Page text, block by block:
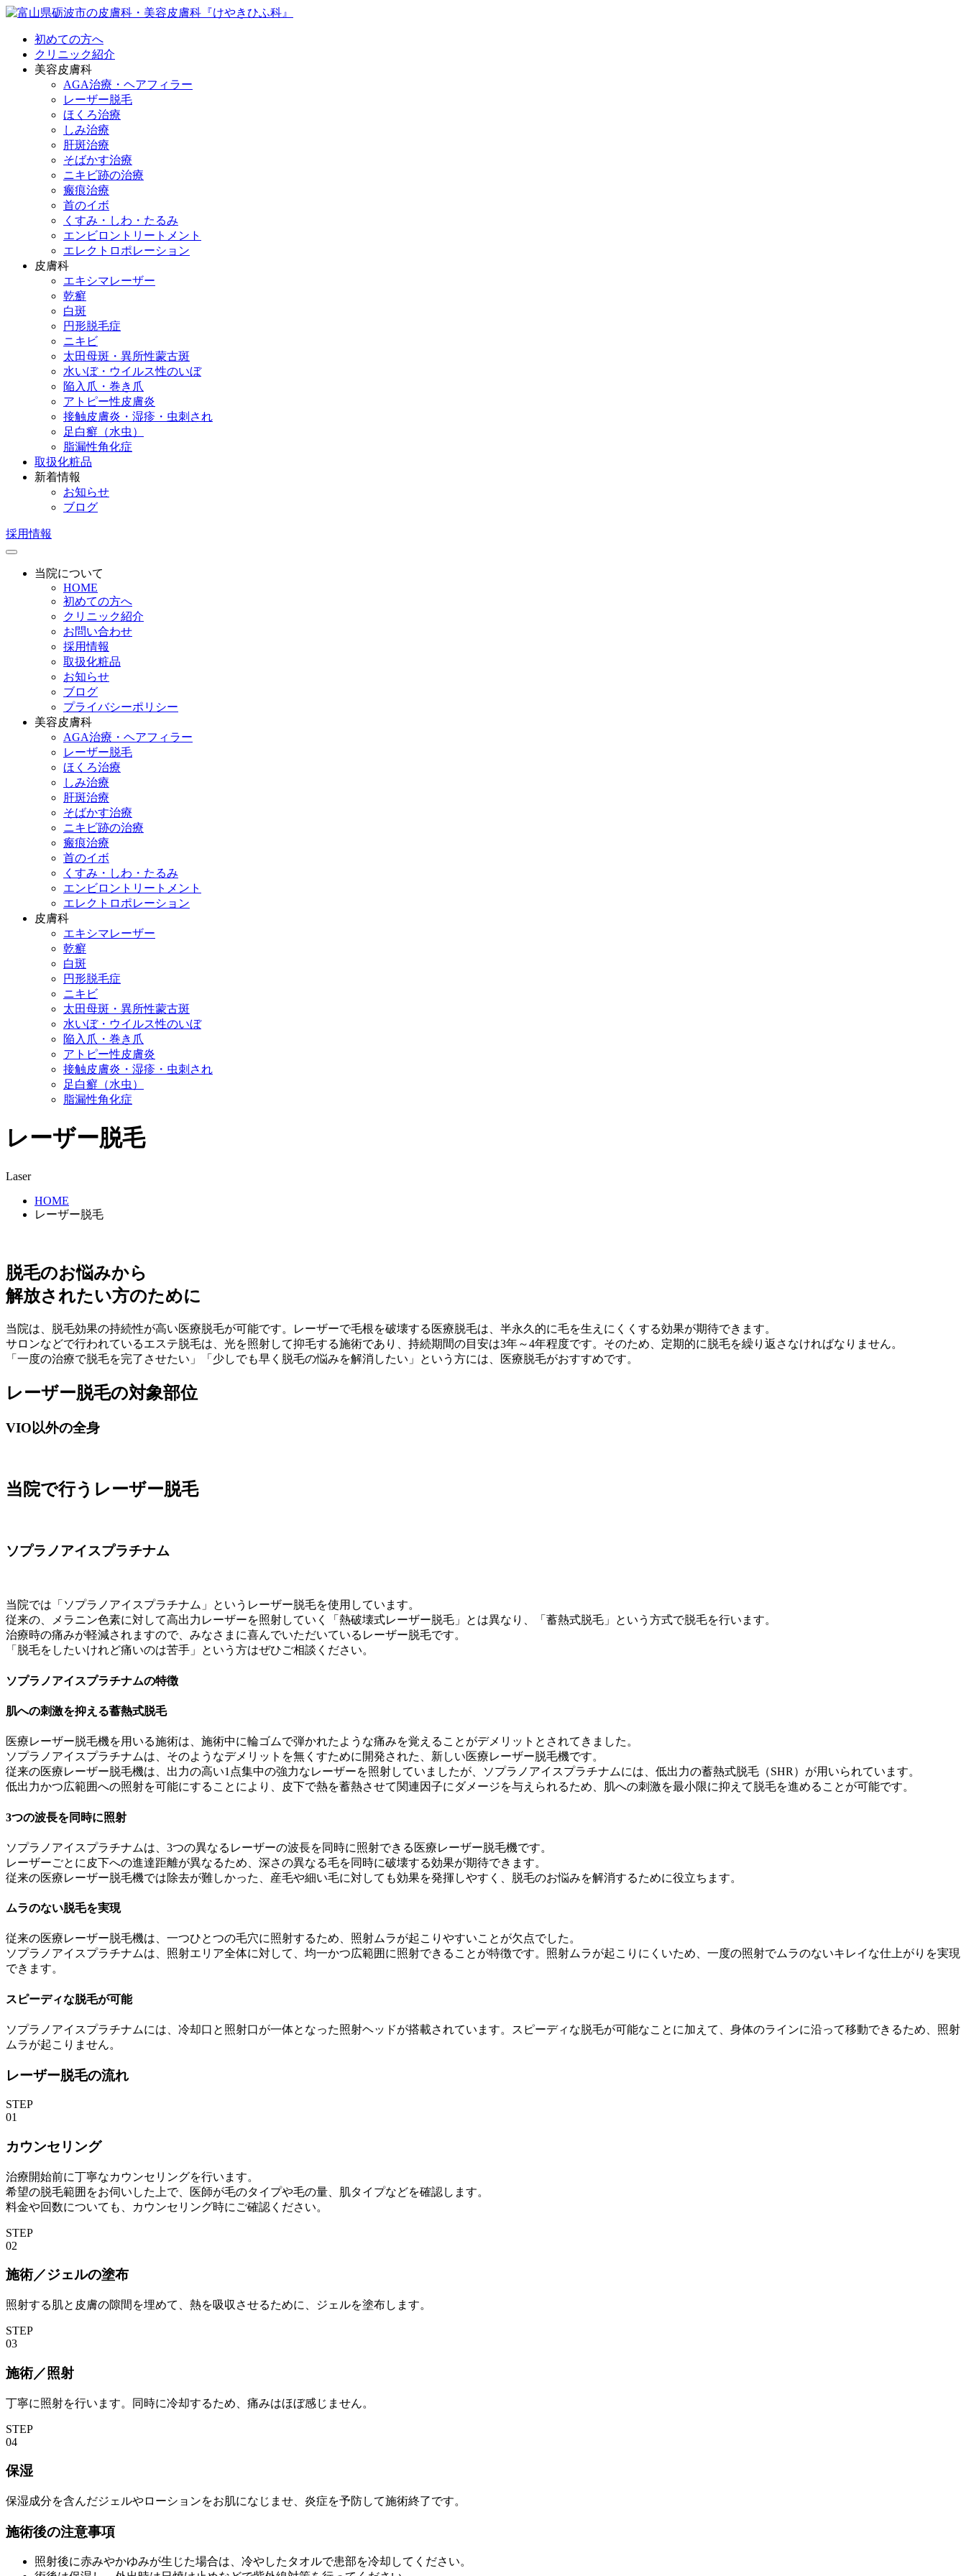
初めての方へ
クリニック紹介
美容皮膚科
AGA治療・ヘアフィラー
レーザー脱毛
ほくろ治療
しみ治療
肝斑治療
そばかす治療
ニキビ跡の治療
瘢痕治療
首のイボ
くすみ・しわ・たるみ
エンビロントリートメント
エレクトロポレーション
皮膚科
エキシマレーザー
乾癬
白斑
円形脱毛症
ニキビ
太田母斑・異所性蒙古斑
水いぼ・ウイルス性のいぼ
陥入爪・巻き爪
アトピー性皮膚炎
接触皮膚炎・湿疹・虫刺され
足白癬（水虫）
脂漏性角化症
取扱化粧品
新着情報
お知らせ
ブログ
採用情報
当院について
HOME
初めての方へ
クリニック紹介
お問い合わせ
採用情報
取扱化粧品
お知らせ
ブログ
プライバシーポリシー
美容皮膚科
AGA治療・ヘアフィラー
レーザー脱毛
ほくろ治療
しみ治療
肝斑治療
そばかす治療
ニキビ跡の治療
瘢痕治療
首のイボ
くすみ・しわ・たるみ
エンビロントリートメント
エレクトロポレーション
皮膚科
エキシマレーザー
乾癬
白斑
円形脱毛症
ニキビ
太田母斑・異所性蒙古斑
水いぼ・ウイルス性のいぼ
陥入爪・巻き爪
アトピー性皮膚炎
接触皮膚炎・湿疹・虫刺され
足白癬（水虫）
脂漏性角化症
レーザー脱毛
Laser
HOME
レーザー脱毛
脱毛のお悩みから
解放されたい方のために
当院は、脱毛効果の持続性が高い医療脱毛が可能です。レーザーで毛根を破壊する医療脱毛は、半永久的に毛を生えにくくする効果が期待できます。
サロンなどで行われているエステ脱毛は、光を照射して抑毛する施術であり、持続期間の目安は3年～4年程度です。そのため、定期的に脱毛を繰り返さなければなりません。
「一度の治療で脱毛を完了させたい」「少しでも早く脱毛の悩みを解消したい」という方には、医療脱毛がおすすめです。
レーザー脱毛の対象部位
VIO以外の全身
当院で行うレーザー脱毛
ソプラノアイスプラチナム
当院では「ソプラノアイスプラチナム」というレーザー脱毛を使用しています。
従来の、メラニン色素に対して高出力レーザーを照射していく「熱破壊式レーザー脱毛」とは異なり、「蓄熱式脱毛」という方式で脱毛を行います。
治療時の痛みが軽減されますので、みなさまに喜んでいただいているレーザー脱毛です。
「脱毛をしたいけれど痛いのは苦手」という方はぜひご相談ください。
ソプラノアイスプラチナムの特徴
肌への刺激を抑える蓄熱式脱毛
医療レーザー脱毛機を用いる施術は、施術中に輪ゴムで弾かれたような痛みを覚えることがデメリットとされてきました。
ソプラノアイスプラチナムは、そのようなデメリットを無くすために開発された、新しい医療レーザー脱毛機です。
従来の医療レーザー脱毛機は、出力の高い1点集中の強力なレーザーを照射していましたが、ソプラノアイスプラチナムには、低出力の蓄熱式脱毛（SHR）が用いられています。
低出力かつ広範囲への照射を可能にすることにより、皮下で熱を蓄熱させて関連因子にダメージを与えられるため、肌への刺激を最小限に抑えて脱毛を進めることが可能です。
3つの波長を同時に照射
ソプラノアイスプラチナムは、3つの異なるレーザーの波長を同時に照射できる医療レーザー脱毛機です。
レーザーごとに皮下への進達距離が異なるため、深さの異なる毛を同時に破壊する効果が期待できます。
従来の医療レーザー脱毛機では除去が難しかった、産毛や細い毛に対しても効果を発揮しやすく、脱毛のお悩みを解消するために役立ちます。
ムラのない脱毛を実現
従来の医療レーザー脱毛機は、一つひとつの毛穴に照射するため、照射ムラが起こりやすいことが欠点でした。
ソプラノアイスプラチナムは、照射エリア全体に対して、均一かつ広範囲に照射できることが特徴です。照射ムラが起こりにくいため、一度の照射でムラのないキレイな仕上がりを実現
できます。
スピーディな脱毛が可能
ソプラノアイスプラチナムには、冷却口と照射口が一体となった照射ヘッドが搭載されています。スピーディな脱毛が可能なことに加えて、身体のラインに沿って移動できるため、照射
ムラが起こりません。
レーザー脱毛の流れ
STEP
01
カウンセリング
治療開始前に丁寧なカウンセリングを行います。
希望の脱毛範囲をお伺いした上で、医師が毛のタイプや毛の量、肌タイプなどを確認します。
料金や回数についても、カウンセリング時にご確認ください。
STEP
02
施術／ジェルの塗布
照射する肌と皮膚の隙間を埋めて、熱を吸収させるために、ジェルを塗布します。
STEP
03
施術／照射
丁寧に照射を行います。同時に冷却するため、痛みはほぼ感じません。
STEP
04
保湿
保湿成分を含んだジェルやローションをお肌になじませ、炎症を予防して施術終了です。
施術後の注意事項
照射後に赤みやかゆみが生じた場合は、冷やしたタオルで患部を冷却してください。